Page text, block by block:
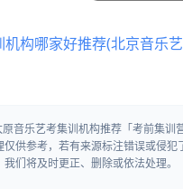
构哪家好推荐(北京音乐艺
原音乐艺考集训机构推荐「考前集训
供参考，若有来源标注错误或侵犯
们将及时更正、删除或依法处理。